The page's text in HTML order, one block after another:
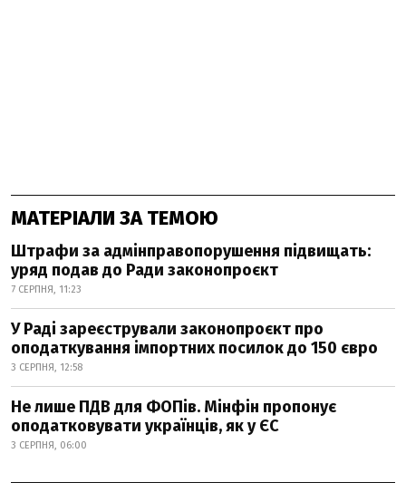
МАТЕРІАЛИ ЗА ТЕМОЮ
Штрафи за адмінправопорушення підвищать:
уряд подав до Ради законопроєкт
7 СЕРПНЯ, 11:23
У Раді зареєстрували законопроєкт про
оподаткування імпортних посилок до 150 євро
3 СЕРПНЯ, 12:58
Не лише ПДВ для ФОПів. Мінфін пропонує
оподатковувати українців, як у ЄС
3 СЕРПНЯ, 06:00